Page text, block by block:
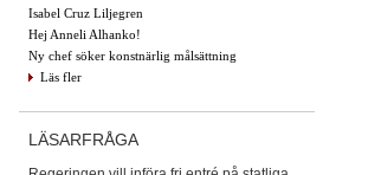
Isabel Cruz Liljegren
Hej Anneli Alhanko!
Ny chef söker konstnärlig målsättning
Läs fler
LÄSARFRÅGA